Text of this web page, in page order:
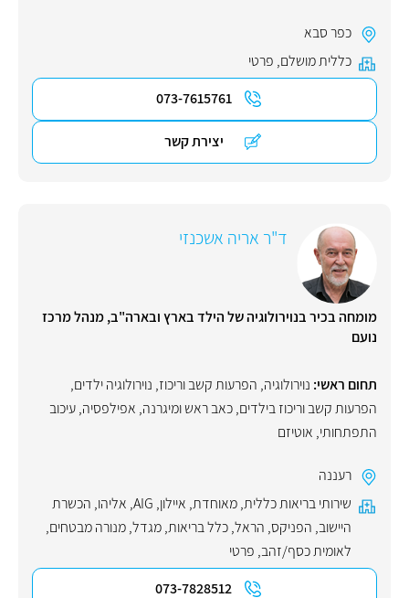
כפר סבא
כללית מושלם, פרטי
073-7615761
יצירת קשר
ד"ר אריה אשכנזי
מומחה בכיר בנוירולוגיה של הילד בארץ ובארה"ב, מנהל מרכז
נועם
תחום ראשי: נוירולוגיה, הפרעות קשב וריכוז, נוירולוגיה ילדים,
הפרעות קשב וריכוז בילדים,כאב ראש ומיגרנה, אפילפסיה,עיכוב
התפתחותי, אוטיזם
רעננה
שירותי בריאות כללית,מאוחדת, איילון,
AIG
, אליהו, הכשרת
היישוב, הפניקס, הראל,כלל בריאות,מגדל,מנורה מבטחים,
לאומית כסף/זהב, פרטי
073-7828512